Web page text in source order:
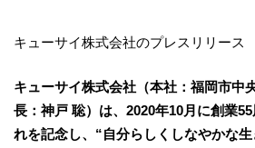
キューサイ株式会社のプレスリリース
キューサイ株式会社（本社：福岡市中
長：神戸 聡）は、2020年10月に創業
れを記念し、“自分らしくしなやかな